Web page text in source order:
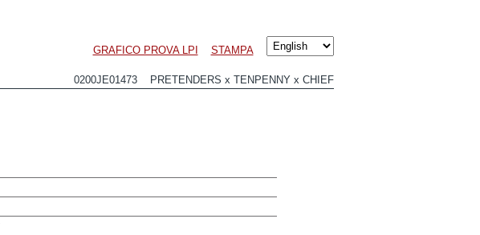
GRAFICO PROVA LPI STAMPA
0200JE01473 PRETENDERS x TENPENNY x CHIEF